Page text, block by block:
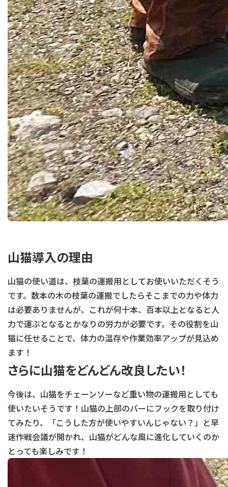
山猫導入の理由
山猫の使い道は、枝葉の運搬用としてお使いいただくそう
です。数本の木の枝葉の運搬でしたらそこまでの力や体力
は必要ありませんが、これが何十本、百本以上となると人
力で運ぶとなるとかなりの労力が必要です。その役割を山
猫に任せることで、体力の温存や作業効率アップが見込め
ます！
さらに山猫をどんどん改良したい！
今後は、山猫をチェーンソーなど重い物の運搬用としても
使いたいそうです！山猫の上部のバーにフックを取り付け
てみたり、「こうした方が使いやすいんじゃない？」と早
速作戦会議が開かれ、山猫がどんな風に進化していくのか
とっても楽しみです！